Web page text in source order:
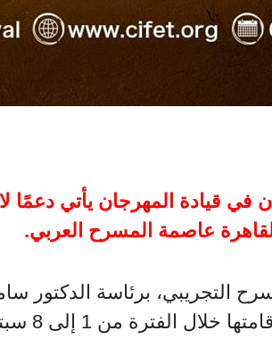
في قيادة المهرجان يأتي
عاصمة المسرح العربي.
التجريبي، برئاسة الدكتور